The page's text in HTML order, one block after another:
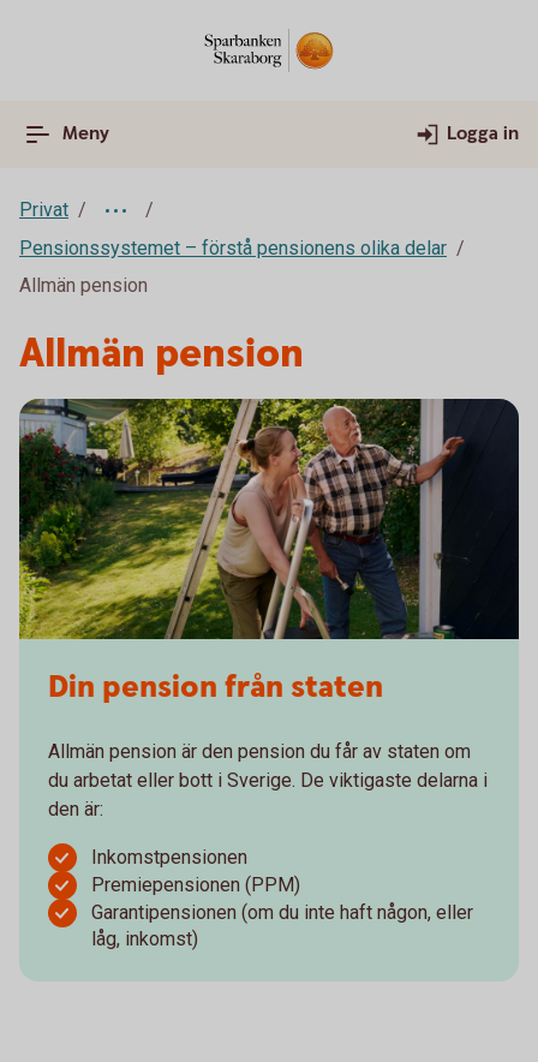
Meny Logga in
Privat
Pensionssystemet – förstå pensionens olika delar
Allmän pension
Allmän pension
Din pension från staten
Allmän pension är den pension du får av staten om
du arbetat eller bott i Sverige. De viktigaste delarna i
den är:
Inkomstpensionen
Premiepensionen (PPM)
Garantipensionen (om du inte haft någon, eller
låg, inkomst)